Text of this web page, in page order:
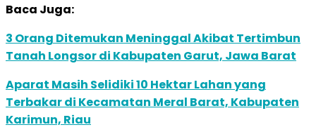
Baca Juga:
3 Orang Ditemukan Meninggal Akibat Tertimbun
Tanah Longsor di Kabupaten Garut, Jawa Barat
Aparat Masih Selidiki 10 Hektar Lahan yang
Terbakar di Kecamatan Meral Barat, Kabupaten
Karimun, Riau